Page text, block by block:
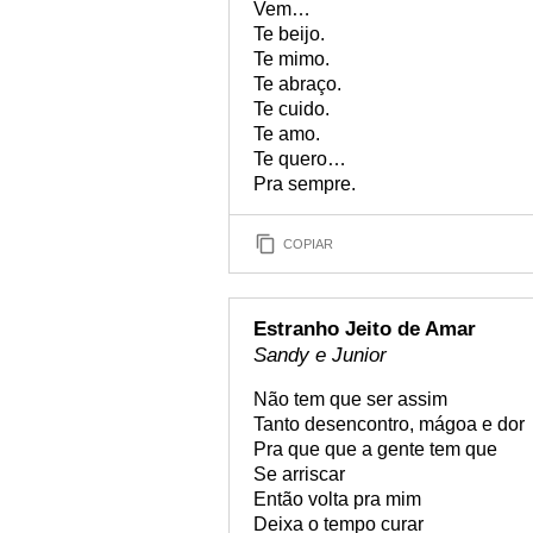
Vem…
Te beijo.
Te mimo.
Te abraço.
Te cuido.
Te amo.
Te quero…
Pra sempre.
COPIAR
Estranho Jeito de Amar
Sandy e Junior
Não tem que ser assim
Tanto desencontro, mágoa e dor
Pra que que a gente tem que
Se arriscar
Então volta pra mim
Deixa o tempo curar